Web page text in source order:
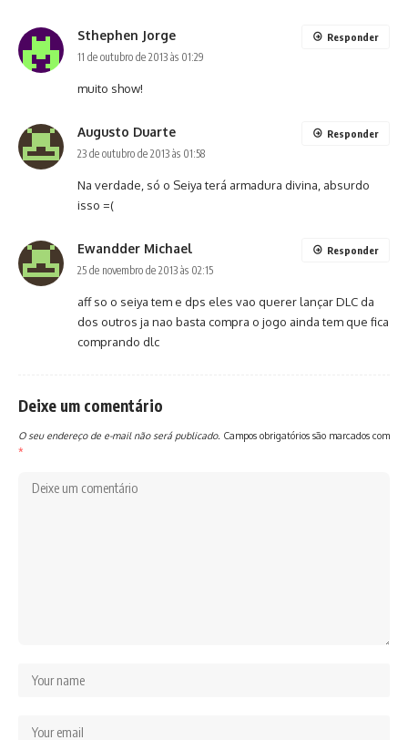
Sthephen Jorge
11 de outubro de 2013 às 01:29
muito show!
Responder
Augusto Duarte
23 de outubro de 2013 às 01:58
Na verdade, só o Seiya terá armadura divina, absurdo
isso =(
Responder
Ewandder Michael
25 de novembro de 2013 às 02:15
aff so o seiya tem e dps eles vao querer lançar DLC da
dos outros ja nao basta compra o jogo ainda tem que fica
comprando dlc
Responder
Deixe um comentário
O seu endereço de e-mail não será publicado. Campos obrigatórios são marcados com
*